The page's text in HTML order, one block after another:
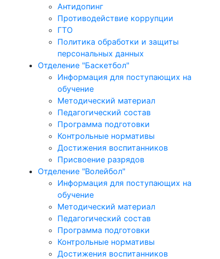
Антидопинг
Противодействие коррупции
ГТО
Политика обработки и защиты
персональных данных
Отделение "Баскетбол"
Информация для поступающих на
обучение
Методический материал
Педагогический состав
Программа подготовки
Контрольные нормативы
Достижения воспитанников
Присвоение разрядов
Отделение "Волейбол"
Информация для поступающих на
обучение
Методический материал
Педагогический состав
Программа подготовки
Контрольные нормативы
Достижения воспитанников